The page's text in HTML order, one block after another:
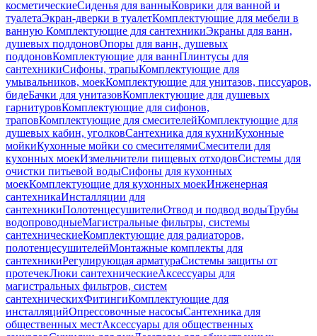
косметическиеСиденья для ванныКоврики для ванной и
туалетаЭкран-дверки в туалетКомплектующие для мебели в
ванную Комплектующие для сантехникиЭкраны для ванн,
душевых поддоновОпоры для ванн, душевых
поддоновКомплектующие для ваннПлинтусы для
сантехникиСифоны, трапыКомплектующие для
умывальников, моекКомплектующие для унитазов, писсуаров,
бидеБачки для унитазовКомплектующие для душевых
гарнитуровКомплектующие для сифонов,
траповКомплектующие для смесителейКомплектующие для
душевых кабин, уголковСантехника для кухниКухонные
мойкиКухонные мойки со смесителямиСмесители для
кухонных моекИзмельчители пищевых отходовСистемы для
очистки питьевой водыСифоны для кухонных
моекКомплектующие для кухонных моекИнженерная
сантехникаИнсталляции для
сантехникиПолотенцесушителиОтвод и подвод водыТрубы
водопроводныеМагистральные фильтры, системы
сантехническиеКомплектующие для радиаторов,
полотенцесушителейМонтажные комплекты для
сантехникиРегулирующая арматураСистемы защиты от
протечекЛюки сантехническиеАксессуары для
магистральных фильтров, систем
сантехническихФитингиКомплектующие для
инсталляцийОпрессовочные насосыСантехника для
общественных местАксессуары для общественных